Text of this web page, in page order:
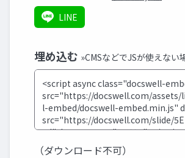
LINE
埋め込む »CMSなどでJSが使えない
（ダウンロード不可）